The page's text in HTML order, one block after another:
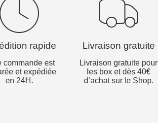
rapide
commande est
et expédiée
en 24H.
Livraison gratuite
Livraison gratuite pour
les box et dès 40€
d’achat sur le Shop.